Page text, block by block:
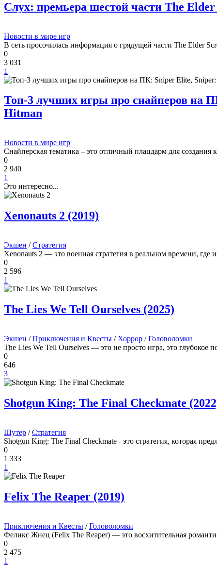
Слух: премьера шестой части The Elder
Новости в мире игр
В сеть просочилась информация о грядущей части The Elder
0
3 031
1
Топ-3 лучших игры про снайперов на
Hitman
Новости в мире игр
Снайперская тематика – это отличный плацдарм для создания
0
2 940
1
Это интересно...
Xenonauts 2 (2019)
Экшен /Стратегия
Xenonauts 2 — это военная стратегия в реальном времени, где
0
2 596
1
The Lies We Tell Ourselves (2025)
Экшен /Приключения и Квесты / Хоррор /Головоломки
The Lies We Tell Ourselves — это не просто игра, это глубокое
0
646
3
Shotgun King: The Final Checkmate
Шутер /Стратегия
Shotgun King: The Final Checkmate - это стратегия, которая
0
1 333
1
Felix The Reaper (2019)
Приключения и Квесты /Головоломки
Феликс Жнец (Felix The Reaper) — это восхитительная
0
2 475
1